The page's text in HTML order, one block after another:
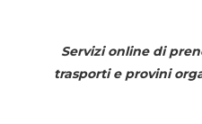
Servizi online di
trasporti e provini